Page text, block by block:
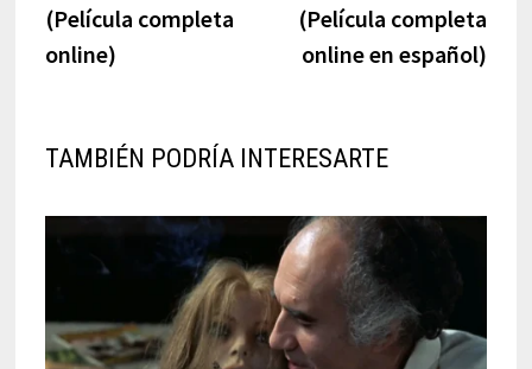
(Película completa
online)
(Película completa
online en español)
TAMBIÉN PODRÍA INTERESARTE